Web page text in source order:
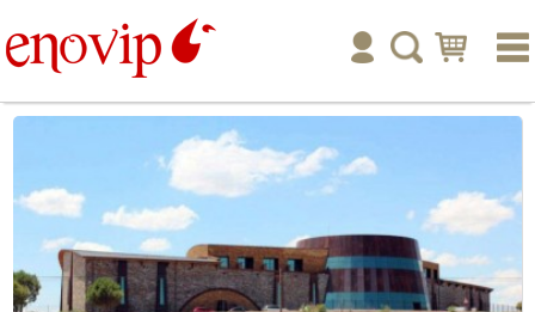
inicio
enoturismo
tienda online
publicar
ayuda